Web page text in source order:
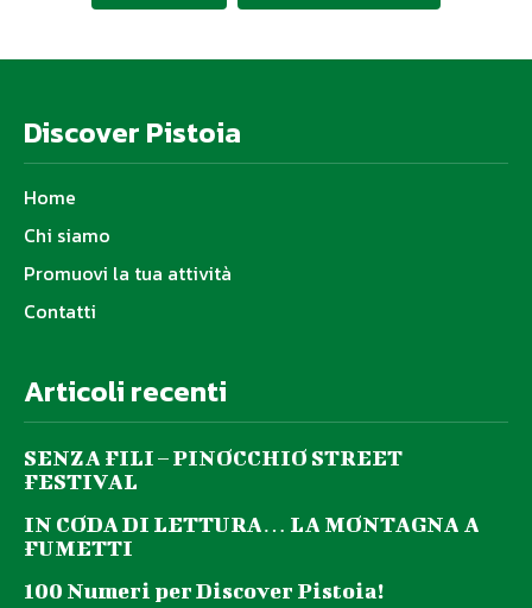
Discover Pistoia
Home
Chi siamo
Promuovi la tua attività
Contatti
Articoli recenti
SENZA FILI – PINOCCHIO STREET
FESTIVAL
IN CODA DI LETTURA… LA MONTAGNA A
FUMETTI
100 Numeri per Discover Pistoia!